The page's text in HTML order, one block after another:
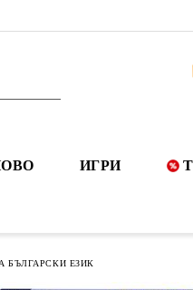
ИГРИ
БЪЛГАРСКИ ЕЗИК